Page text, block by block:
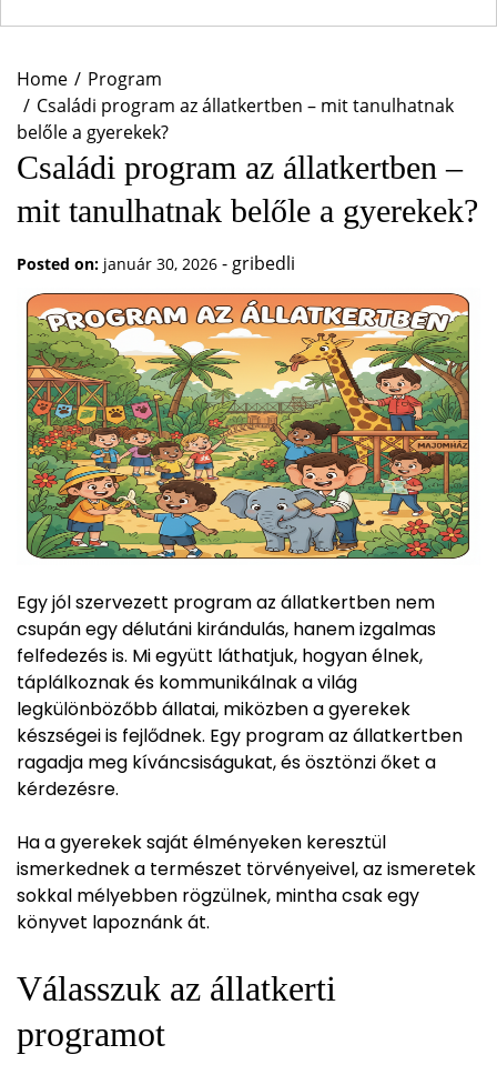
Home
Program
Családi program az állatkertben – mit tanulhatnak
belőle a gyerekek?
Családi program az állatkertben –
mit tanulhatnak belőle a gyerekek?
Posted on: január 30, 2026 - gribedli
Egy jól szervezett program az állatkertben nem
csupán egy délutáni kirándulás, hanem izgalmas
felfedezés is. Mi együtt láthatjuk, hogyan élnek,
táplálkoznak és kommunikálnak a világ
legkülönbözőbb állatai, miközben a gyerekek
készségei is fejlődnek. Egy program az állatkertben
ragadja meg kíváncsiságukat, és ösztönzi őket a
kérdezésre.
Ha a gyerekek saját élményeken keresztül
ismerkednek a természet törvényeivel, az ismeretek
sokkal mélyebben rögzülnek, mintha csak egy
könyvet lapoznánk át.
Válasszuk az állatkerti
programot